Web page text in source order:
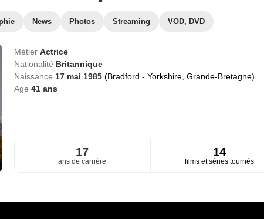
News Photos Streaming VOD, DVD
Métier Actrice
Nationalité Britannique
Naissance 17 mai 1985 (Bradford - Yorkshire, Grande-Bretagne)
Age 41ans
17
ans de carrière
14
films et séries tournés